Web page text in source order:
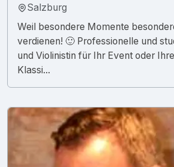
Salzburg
Weil besondere Momente
verdienen! 🙂 Professionelle und
und Violinistin für Ihr Event oder
Klassi...